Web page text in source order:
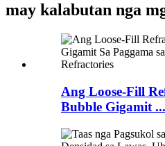
may kalabutan nga
Ang Loose-Fill
Bubble Gigamit ...